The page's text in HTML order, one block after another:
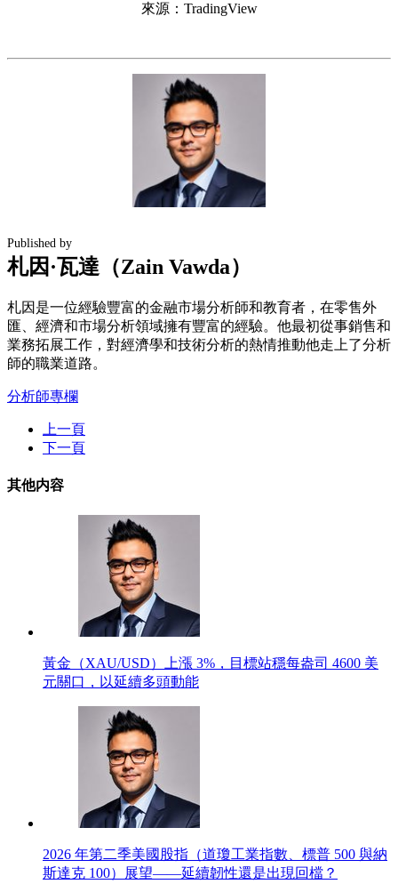
來源：TradingView
Published by
札因·瓦達（Zain Vawda）
札因是一位經驗豐富的金融市場分析師和教育者，在零售外
匯、經濟和市場分析領域擁有豐富的經驗。他最初從事銷售和
業務拓展工作，對經濟學和技術分析的熱情推動他走上了分析
師的職業道路。
分析師專欄
上一頁
下一頁
其他内容
黃金（XAU/USD）上漲 3%，目標站穩每盎司 4600 美
元關口，以延續多頭動能
2026 年第二季美國股指（道瓊工業指數、標普 500 與納
斯達克 100）展望——延續韌性還是出現回檔？